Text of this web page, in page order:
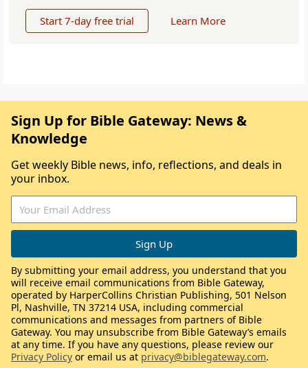
Start 7-day free trial Learn More
Sign Up for Bible Gateway: News &
Knowledge
Get weekly Bible news, info, reflections, and deals in
your inbox.
By submitting your email address, you understand that you
will receive email communications from Bible Gateway,
operated by HarperCollins Christian Publishing, 501 Nelson
Pl, Nashville, TN 37214 USA, including commercial
communications and messages from partners of Bible
Gateway. You may unsubscribe from Bible Gateway’s emails
at any time. If you have any questions, please review our
Privacy Policy or email us at privacy@biblegateway.com.